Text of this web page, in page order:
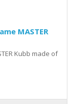
MASTER
Kubb made of